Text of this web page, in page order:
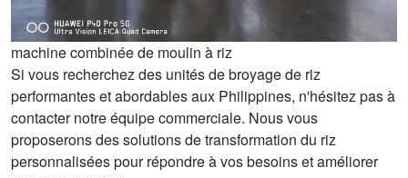
machine combinée de moulin à riz
Si vous recherchez des unités de broyage de riz
performantes et abordables aux Philippines, n'hésitez pas à
contacter notre équipe commerciale. Nous vous
proposerons des solutions de transformation du riz
personnalisées pour répondre à vos besoins et améliorer